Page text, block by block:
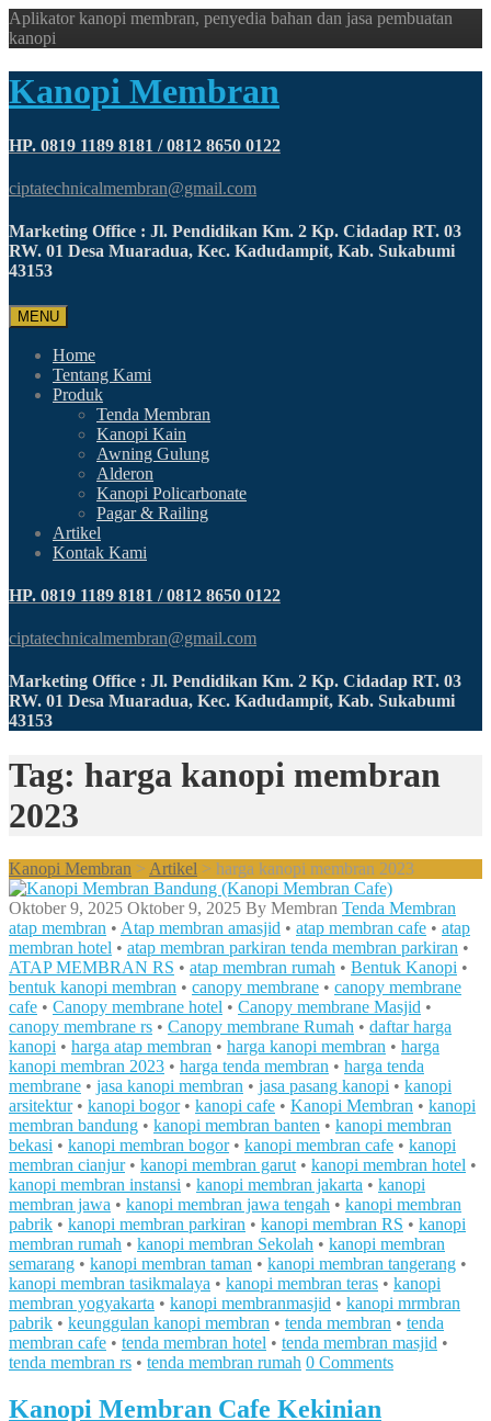
Aplikator kanopi membran, penyedia bahan dan jasa pembuatan
kanopi
Kanopi Membran
HP. 0819 1189 8181 / 0812 8650 0122
ciptatechnicalmembran@gmail.com
Marketing Office : Jl. Pendidikan Km. 2 Kp. Cidadap RT. 03
RW. 01 Desa Muaradua, Kec. Kadudampit, Kab. Sukabumi
43153
MENU
Home
Tentang Kami
Produk
Tenda Membran
Kanopi Kain
Awning Gulung
Alderon
Kanopi Policarbonate
Pagar & Railing
Artikel
Kontak Kami
HP. 0819 1189 8181 / 0812 8650 0122
ciptatechnicalmembran@gmail.com
Marketing Office : Jl. Pendidikan Km. 2 Kp. Cidadap RT. 03
RW. 01 Desa Muaradua, Kec. Kadudampit, Kab. Sukabumi
43153
Tag: harga kanopi membran
2023
Kanopi Membran > Artikel > harga kanopi membran 2023
Oktober 9, 2025 Oktober 9, 2025 By Membran Tenda Membran
atap membran • Atap membran amasjid • atap membran cafe • atap
membran hotel • atap membran parkiran tenda membran parkiran •
ATAP MEMBRAN RS • atap membran rumah • Bentuk Kanopi •
bentuk kanopi membran • canopy membrane • canopy membrane
cafe • Canopy membrane hotel • Canopy membrane Masjid •
canopy membrane rs • Canopy membrane Rumah • daftar harga
kanopi • harga atap membran • harga kanopi membran • harga
kanopi membran 2023 • harga tenda membran • harga tenda
membrane • jasa kanopi membran • jasa pasang kanopi • kanopi
arsitektur• kanopi bogor• kanopi cafe • Kanopi Membran • kanopi
membran bandung • kanopi membran banten • kanopi membran
bekasi • kanopi membran bogor• kanopi membran cafe • kanopi
membran cianjur• kanopi membran garut • kanopi membran hotel •
kanopi membran instansi • kanopi membran jakarta • kanopi
membran jawa • kanopi membran jawa tengah • kanopi membran
pabrik • kanopi membran parkiran • kanopi membran RS • kanopi
membran rumah • kanopi membran Sekolah • kanopi membran
semarang • kanopi membran taman • kanopi membran tangerang •
kanopi membran tasikmalaya • kanopi membran teras • kanopi
membran yogyakarta • kanopi membranmasjid • kanopi mrmbran
pabrik • keunggulan kanopi membran • tenda membran • tenda
membran cafe • tenda membran hotel • tenda membran masjid •
tenda membran rs • tenda membran rumah 0 Comments
Kanopi Membran Cafe Kekinian